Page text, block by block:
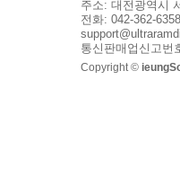
주소: 대전광역시
전화: 042-362-
통신판매업신고번
Copyright ©